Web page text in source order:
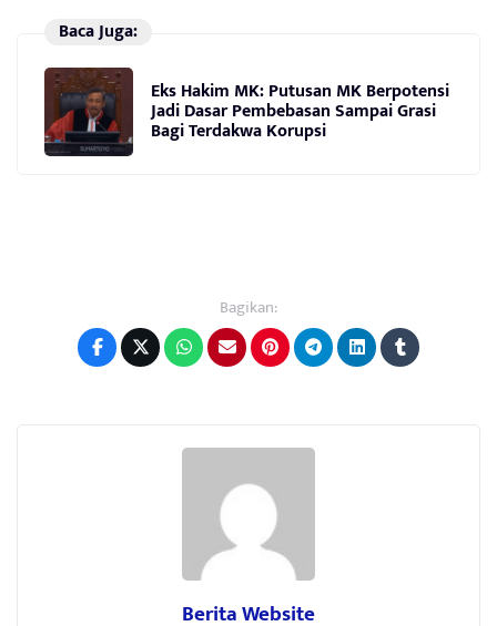
Baca Juga:
Eks Hakim MK: Putusan MK Berpotensi
Jadi Dasar Pembebasan Sampai Grasi
Bagi Terdakwa Korupsi
Bagikan:
Berita Website